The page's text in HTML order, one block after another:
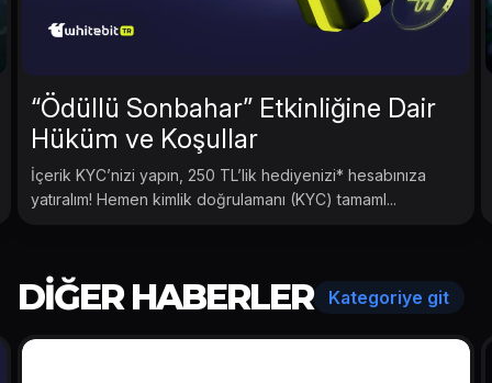
“Ödüllü Sonbahar” Etkinliğine Dair
Hüküm ve Koşullar
İçerik KYC’nizi yapın, 250 TL’lik hediyenizi* hesabınıza
yatıralım! Hemen kimlik doğrulamanı (KYC) tamaml...
DIĞER HABERLER Kategoriye git